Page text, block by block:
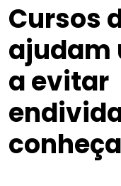
Cursos
ajudam
a evitar
conheça